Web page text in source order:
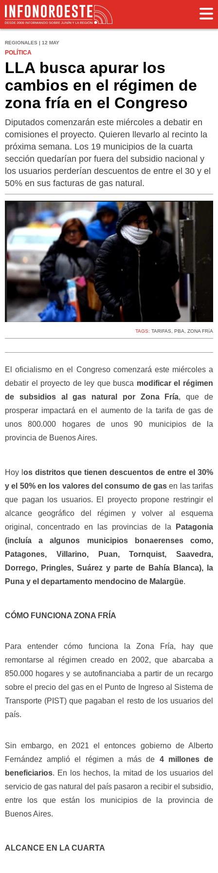
REGIONALES | 12 MAY
POLÍTICA
LLA busca apurar los
cambios en el régimen de
zona fría en el Congreso
Diputados comenzarán este miércoles a debatir en
comisiones el proyecto. Quieren llevarlo al recinto la
próxima semana. Los 19 municipios de la cuarta
sección quedarían por fuera del subsidio nacional y
los usuarios perderían descuentos de entre el 30 y el
50% en sus facturas de gas natural.
TAGS: TARIFAS, PBA, ZONA FRíA
El oficialismo en el Congreso comenzará este miércoles a
debatir el proyecto de ley que busca modificar el régimen
de subsidios al gas natural por Zona Fría, que de
prosperar impactará en el aumento de la tarifa de gas de
unos 800.000 hogares de unos 90 municipios de la
provincia de Buenos Aires.
Hoy l os distritos que tienen descuentos de entre el 30%
y el 50% en los valores del consumo de gas en las tarifas
que pagan los usuarios. El proyecto propone restringir el
alcance geográfico del régimen y volver al esquema
original, concentrado en las provincias de la
Patagonia
(incluía a algunos municipios bonaerenses como,
Patagones, Villarino, Puan, Tornquist, Saavedra,
Dorrego, Pringles, Suárez y parte de Bahía Blanca), la
Puna y el departamento mendocino de Malargüe.
CÓMO FUNCIONA ZONA FRÍA
Para entender cómo funciona la Zona Fría, hay que
remontarse al régimen creado en 2002, que abarcaba a
850.000 hogares y se autofinanciaba a partir de un recargo
sobre el precio del gas en el Punto de Ingreso al Sistema de
Transporte (PIST) que pagaban el resto de los usuarios del
país.
Sin embargo, en 2021 el entonces gobierno de Alberto
Fernández amplió el régimen a más de 4 millones de
beneficiarios. En los hechos, la mitad de los usuarios del
servicio de gas natural del país pasaron a recibir el subsidio,
entre los que están los municipios de la provincia de
Buenos Aires.
ALCANCE EN LA CUARTA